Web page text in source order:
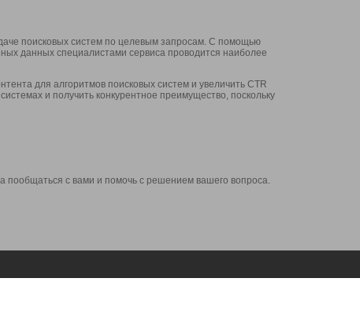
поисковых систем по целевым запросам. С помощью
данных специалистами сервиса проводится наиболее
для алгоритмов поисковых систем и увеличить CTR
и получить конкурентное преимущество, поскольку
пообщаться с вами и помочь с решением вашего вопроса.